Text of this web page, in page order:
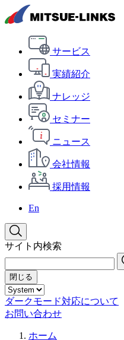
サービス
実績紹介
ナレッジ
セミナー
ニュース
会社情報
採用情報
En
サイト内検索
閉じる
ダークモード対応について
お問い合わせ
ホーム